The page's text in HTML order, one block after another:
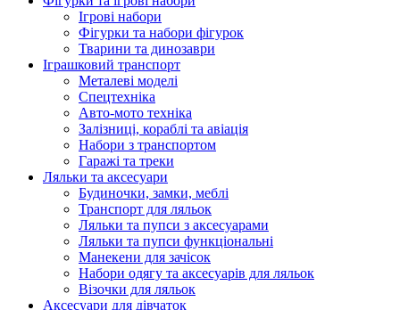
Ігрові набори
Фігурки та набори фігурок
Тварини та динозаври
Іграшковий транспорт
Металеві моделі
Спецтехніка
Авто-мото техніка
Залізниці, кораблі та авіація
Набори з транспортом
Гаражі та треки
Ляльки та аксесуари
Будиночки, замки, меблі
Транспорт для ляльок
Ляльки та пупси з аксесуарами
Ляльки та пупси функціональні
Манекени для зачісок
Набори одягу та аксесуарів для ляльок
Візочки для ляльок
Аксесуари для дівчаток